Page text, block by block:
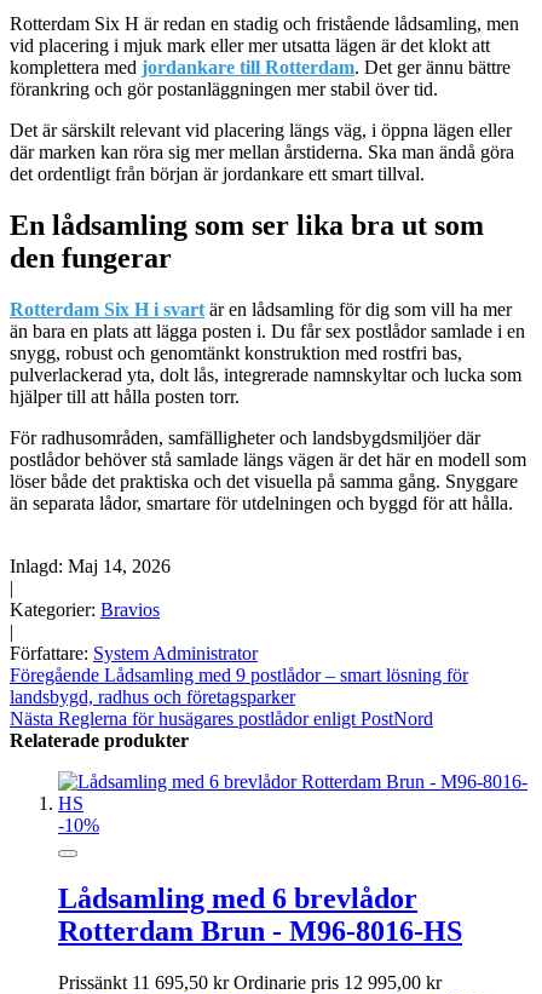
Rotterdam Six H är redan en stadig och fristående lådsamling, men
vid placering i mjuk mark eller mer utsatta lägen är det klokt att
komplettera med jordankare till Rotterdam. Det ger ännu bättre
förankring och gör postanläggningen mer stabil över tid.
Det är särskilt relevant vid placering längs väg, i öppna lägen eller
där marken kan röra sig mer mellan årstiderna. Ska man ändå göra
det ordentligt från början är jordankare ett smart tillval.
En lådsamling som ser lika bra ut som
den fungerar
Rotterdam Six H i svart är en lådsamling för dig som vill ha mer
än bara en plats att lägga posten i. Du får sex postlådor samlade i en
snygg, robust och genomtänkt konstruktion med rostfri bas,
pulverlackerad yta, dolt lås, integrerade namnskyltar och lucka som
hjälper till att hålla posten torr.
För radhusområden, samfälligheter och landsbygdsmiljöer där
postlådor behöver stå samlade längs vägen är det här en modell som
löser både det praktiska och det visuella på samma gång. Snyggare
än separata lådor, smartare för utdelningen och byggd för att hålla.
Inlagd: Maj 14, 2026
|
Kategorier: Bravios
|
Författare: System Administrator
Föregående Lådsamling med 9 postlådor – smart lösning för
landsbygd, radhus och företagsparker
Nästa Reglerna för husägares postlådor enligt PostNord
Relaterade produkter
-10%
Lådsamling med 6 brevlådor
Rotterdam Brun - M96-8016-HS
Prissänkt 11 695,50 kr Ordinarie pris 12 995,00 kr